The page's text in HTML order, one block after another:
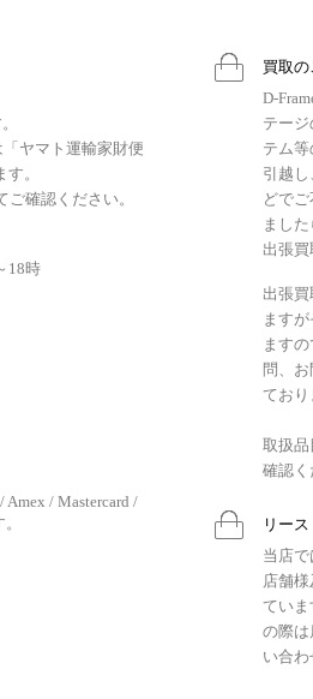
「ヤマト運輸家財便
。
ご確認ください。
18時
/ Mastercard /
買取の
D-
テー
テム
引越
どで
まし
出張買
出張
ます
ます
問、
ており
取扱品
確認く
リー
当店で
店舗
ていま
の際は
い合わ